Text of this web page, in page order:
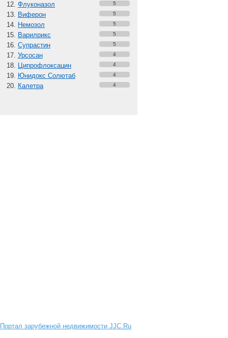
Флуконазол 5
Виферон 5
Немозол 5
Варилрикс 5
Супрастин 5
Урсосан 4
Ципрофлоксацин 4
Юнидокс Солютаб 4
Калетра 4
Портал зарубежной недвижимости JJC.Ru